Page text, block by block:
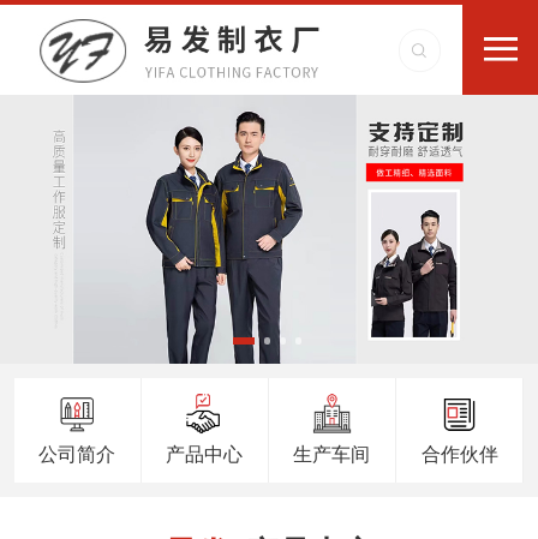
公司简介 产品中心 生产车间 合作伙伴